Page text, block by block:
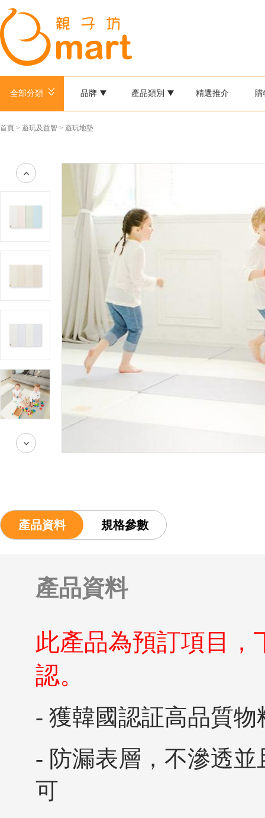
全部分類 品牌 產品類別 精選推介 購
首頁 > 遊玩及益智 > 遊玩地墊
產品資料 規格參數
產品資料
此產品為預訂項目
認。
- 獲韓國認証高品質
- 防漏表層，不滲透
可